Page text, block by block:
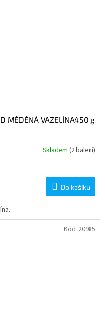
MĚDĚNÁ VAZELÍNA450 g
Skladem (2 balení)
Do košíku
Kód: 20985